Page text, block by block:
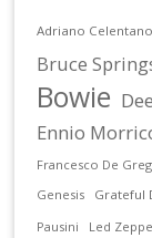
Adriano Celentano
Bruce
Bowie
Ennio
Francesco De
Genesis Grateful
Pausini
Led